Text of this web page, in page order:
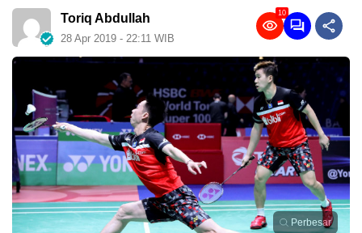
Toriq Abdullah
28 Apr 2019 - 22:11 WIB
10
Perbesar